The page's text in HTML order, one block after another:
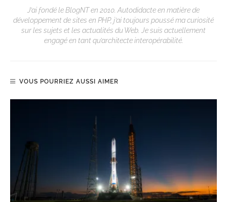
J’ai fondé le BlogNT en 2010. Autodidacte en matière de
développement de sites en PHP, j’ai toujours poussé ma curiosité
sur les sujets et les actualités du Web. Je suis actuellement
engagé en tant qu’architecte interopérabilité.
VOUS POURRIEZ AUSSI AIMER